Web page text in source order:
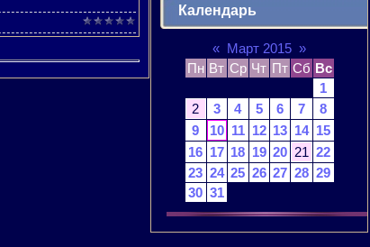
Календарь
« Март 2015 »
Пн Вт Ср Чт Пт Сб Вс
1
2
3 4 5 6 7
8
9
10 11 12 13 14 15
16 17 18 19 20 21 22
23 24 25 26 27 28 29
30 31